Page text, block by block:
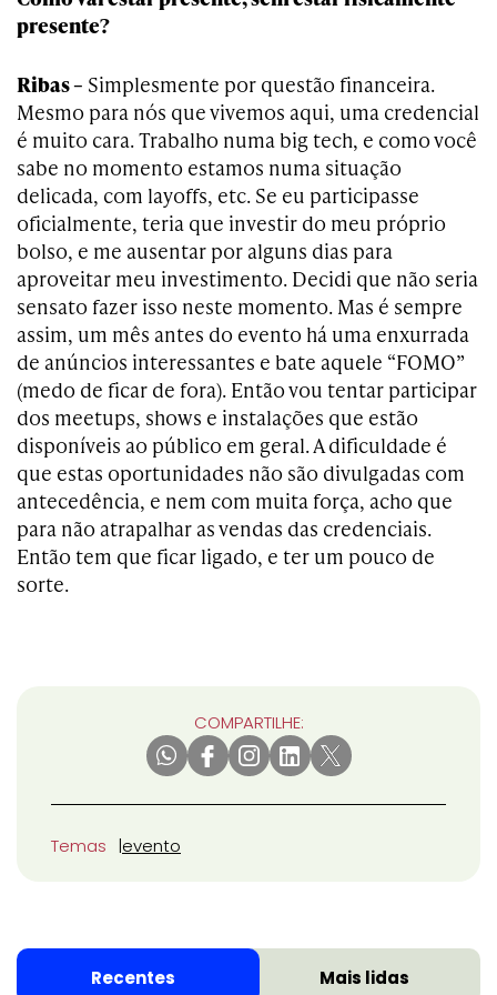
presente?
Ribas – Simplesmente por questão financeira.
Mesmo para nós que vivemos aqui, uma credencial
é muito cara. Trabalho numa big tech, e como você
sabe no momento estamos numa situação
delicada, com layoffs, etc. Se eu participasse
oficialmente, teria que investir do meu próprio
bolso, e me ausentar por alguns dias para
aproveitar meu investimento. Decidi que não seria
sensato fazer isso neste momento. Mas é sempre
assim, um mês antes do evento há uma enxurrada
de anúncios interessantes e bate aquele “FOMO”
(medo de ficar de fora). Então vou tentar participar
dos meetups, shows e instalações que estão
disponíveis ao público em geral. A dificuldade é
que estas oportunidades não são divulgadas com
antecedência, e nem com muita força, acho que
para não atrapalhar as vendas das credenciais.
Então tem que ficar ligado, e ter um pouco de
sorte.
COMPARTILHE:
Temas evento
Recentes Mais lidas